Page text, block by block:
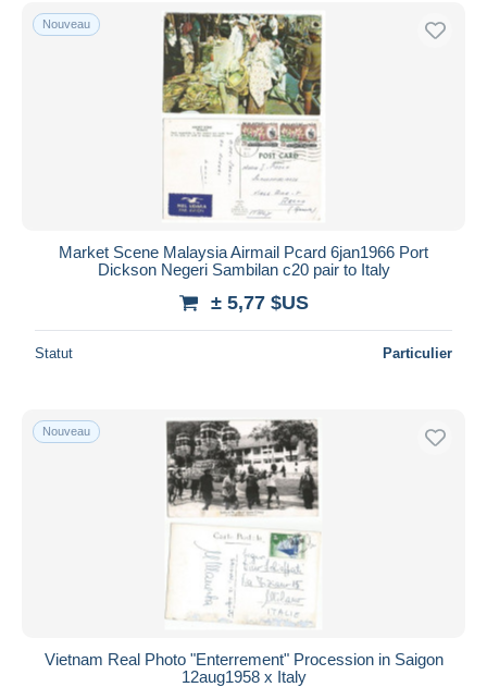
Uniquement en réduction
Livraison gratuite
Méthodes de paiement
PayPal
Virement bancaire
Mastercard
iDeal
Appliquer
Nouveau
Market Scene Malaysia Airmail Pcard 6jan1966 Port
Dickson Negeri Sambilan c20 pair to Italy
± 5,77 $US
Statut Particulier
Nouveau
Vietnam Real Photo "Enterrement" Procession in Saigon
12aug1958 x Italy